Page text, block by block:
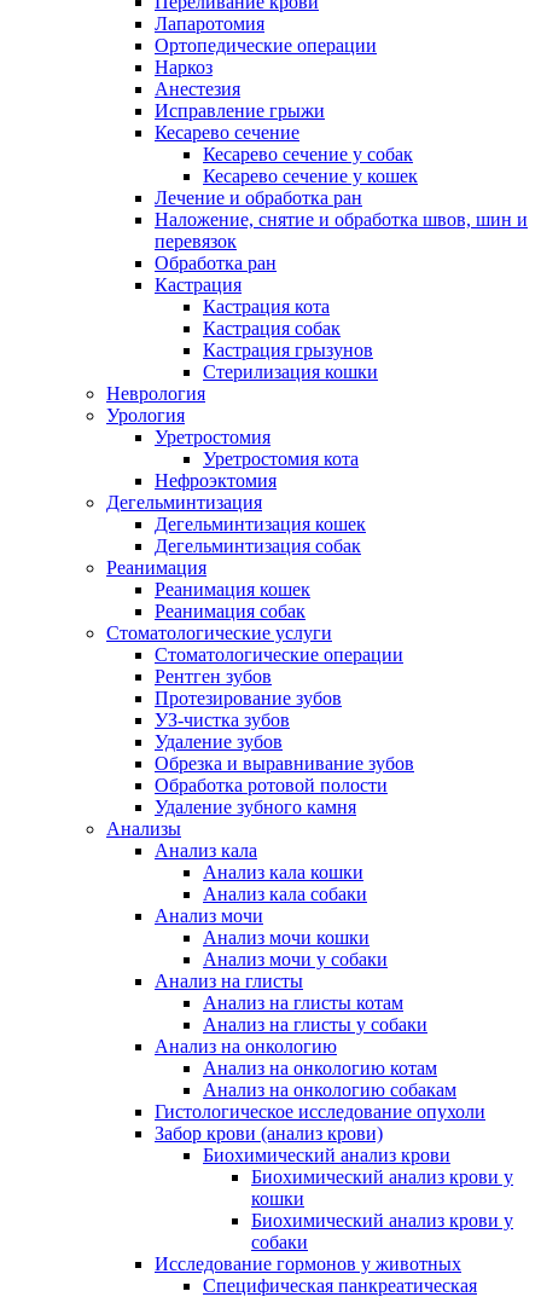
Лапаротомия
Ортопедические операции
Наркоз
Анестезия
Исправление грыжи
Кесарево сечение
Кесарево сечение у собак
Кесарево сечение у кошек
Лечение и обработка ран
Наложение, снятие и обработка швов, шин и
перевязок
Обработка ран
Кастрация
Кастрация кота
Кастрация собак
Кастрация грызунов
Стерилизация кошки
Неврология
Урология
Уретростомия
Уретростомия кота
Нефроэктомия
Дегельминтизация
Дегельминтизация кошек
Дегельминтизация собак
Реанимация
Реанимация кошек
Реанимация собак
Стоматологические услуги
Стоматологические операции
Рентген зубов
Протезирование зубов
УЗ-чистка зубов
Удаление зубов
Обрезка и выравнивание зубов
Обработка ротовой полости
Удаление зубного камня
Анализы
Анализ кала
Анализ кала кошки
Анализ кала собаки
Анализ мочи
Анализ мочи кошки
Анализ мочи у собаки
Анализ на глисты
Анализ на глисты котам
Анализ на глисты у собаки
Анализ на онкологию
Анализ на онкологию котам
Анализ на онкологию собакам
Гистологическое исследование опухоли
Забор крови (анализ крови)
Биохимический анализ крови
Биохимический анализ крови у
кошки
Биохимический анализ крови у
собаки
Исследование гормонов у животных
Специфическая панкреатическая